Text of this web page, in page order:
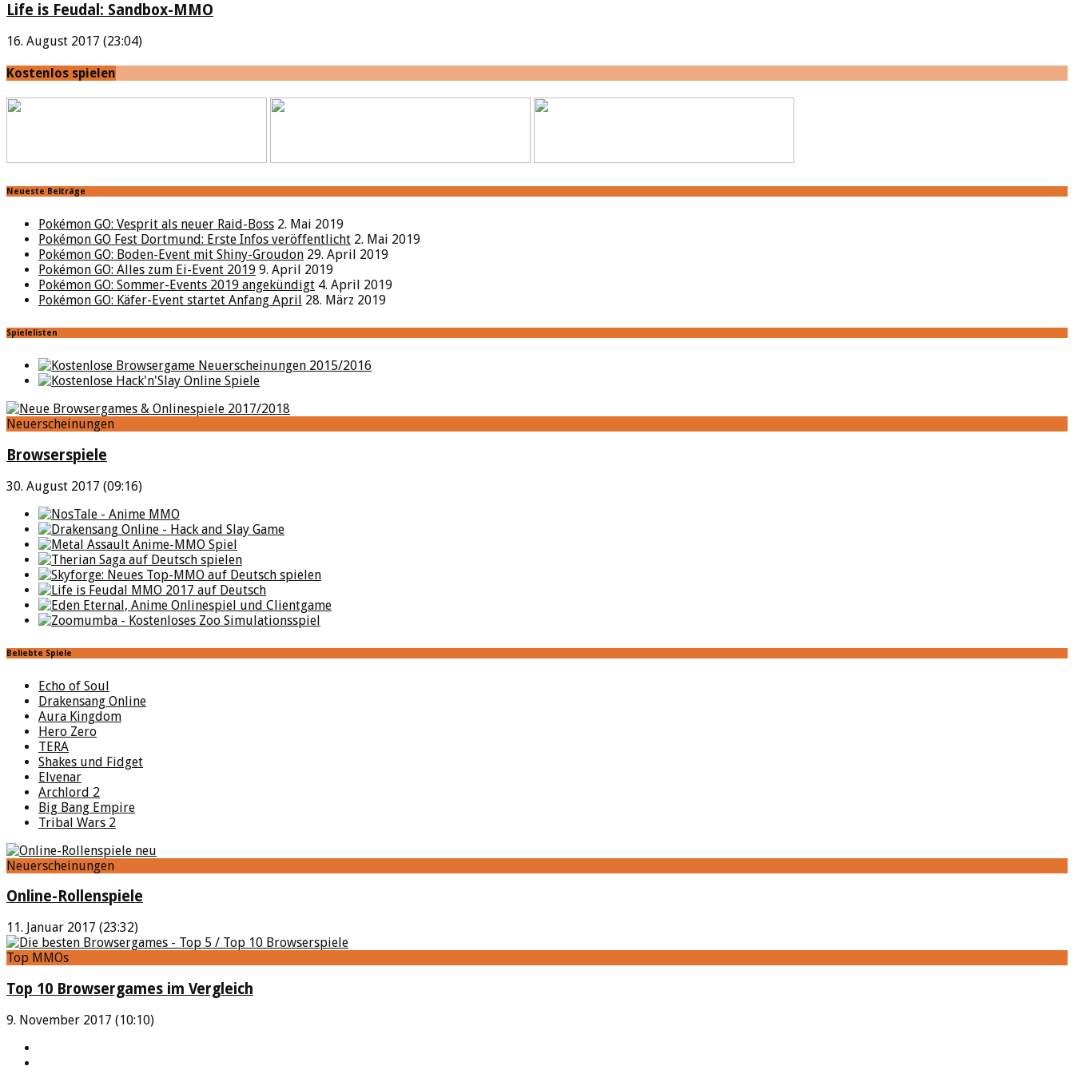
Life is Feudal: Sandbox-MMO
16. August 2017 (23:04)
Kostenlos spielen
Neueste Beiträge
Pokémon GO: Vesprit als neuer Raid-Boss 2. Mai 2019
Pokémon GO Fest Dortmund: Erste Infos veröffentlicht 2. Mai 2019
Pokémon GO: Boden-Event mit Shiny-Groudon 29. April 2019
Pokémon GO: Alles zum Ei-Event 2019 9. April 2019
Pokémon GO: Sommer-Events 2019 angekündigt 4. April 2019
Pokémon GO: Käfer-Event startet Anfang April 28. März 2019
Spielelisten
Neuerscheinungen
Browserspiele
30. August 2017 (09:16)
Beliebte Spiele
Echo of Soul
Drakensang Online
Aura Kingdom
Hero Zero
TERA
Shakes und Fidget
Elvenar
Archlord 2
Big Bang Empire
Tribal Wars 2
Neuerscheinungen
Online-Rollenspiele
11. Januar 2017 (23:32)
Top MMOs
Top 10 Browsergames im Vergleich
9. November 2017 (10:10)